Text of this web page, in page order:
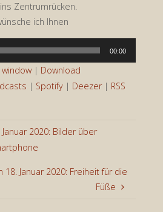
Zentrumrücken.
ich Ihnen
00:00
window| Download
| Spotify| Deezer| RSS
2020: Bilder über
18. Januar 2020: Freiheit für die
Füße